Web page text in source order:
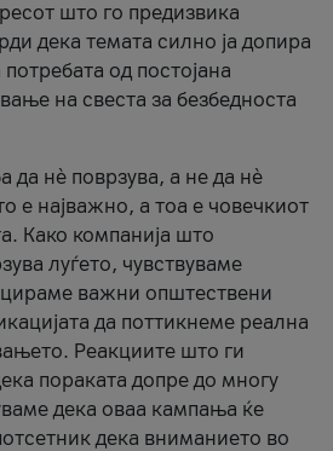
што го предизвика
дека темата силно ја допира
потребата од постојана
на свеста за безбедноста
да нè поврзува, а не да нè
е најважно, а тоа е човечкиот
Како компанија што
луѓето, чувствуваме
важни општествени
да поттикнеме реална
Реакциите што ги
пораката допре до многу
дека оваа кампања ќе
дека вниманието во